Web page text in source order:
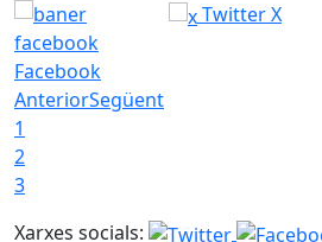
Facebook
Twitter X
AnteriorSegüent
1
2
3
Xarxes socials: